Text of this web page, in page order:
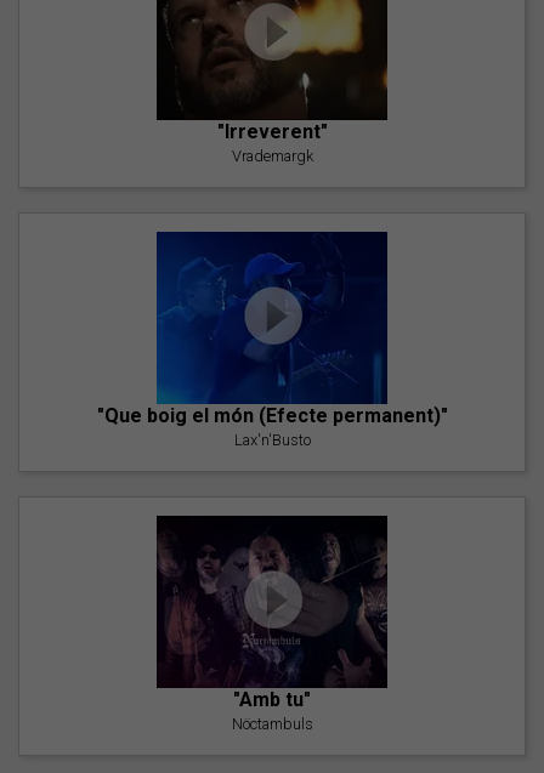
"Irreverent"
Vrademargk
"Que boig el món (Efecte permanent)"
Lax'n'Busto
"Amb tu"
Nöctambuls